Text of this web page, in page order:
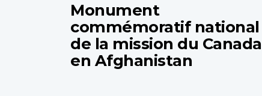
Monument
commémoratif national
de la mission du Canada
en Afghanistan